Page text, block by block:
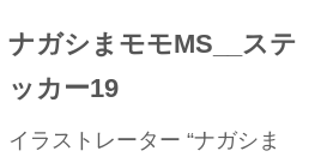
ナガシまモモMS__ステ
ッカー19
イラストレーター “ナガシま